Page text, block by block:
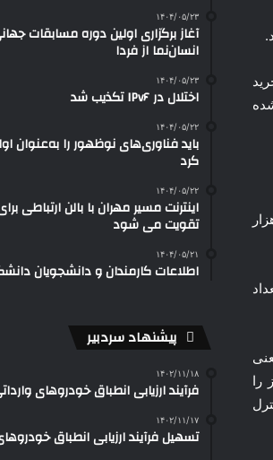
هزار نفر برای خرید
وارداتی آن است که تقریباً هر ۲۰ روز سامانه یکپارچه برای عرضه بین ۸ تا ۱۰ هزار
را
۱۴۰۴/۰۵/۲۳
آغاز برگزاری اولین دوره مسابقات
انسان‌نما از فردا
۱۴۰۴/۰۵/۲۳
اختلال در IPv۶ تکذیب شد
۱۴۰۴/۰۵/۲۲
باید فناوری‌های نوظهور را به‌عنوان
کرد
۱۴۰۴/۰۵/۲۲
اینترنت مسیر مهران با بالن ارتباطی
تقویت می شود
۱۴۰۴/۰۵/۲۱
اطلاعات کارمندان و دانشجویان
پیشنهاد سردبیر
۱۴۰۲/۱۱/۱۸
فرآیند ارزیابی انطباق خودروهای
۱۴۰۲/۱۱/۱۷
تسهیل فرآیند ارزیابی انطباق